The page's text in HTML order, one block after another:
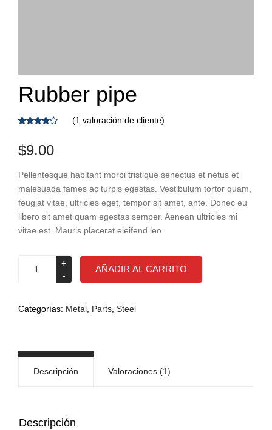
Rubber pipe
con 4.00
de 5 en
valoración
de un
cliente
(1 valoración de cliente)
$9.00
Pellentesque habitant morbi tristique senectus et netus et
malesuada fames ac turpis egestas. Vestibulum tortor quam,
feugiat vitae, ultricies eget, tempor sit amet, ante. Donec eu
libero sit amet quam egestas semper. Aenean ultricies mi
vitae est. Mauris placerat eleifend leo.
AÑADIR AL CARRITO
Categorías: Metal, Parts, Steel
Descripción Valoraciones (1)
Descripción